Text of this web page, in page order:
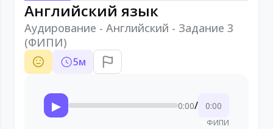
Английский язык
Аудирование - Английский - Задание 3
(ФИПИ)
5м
▶ 0:00/ 0:00
ФИПИ